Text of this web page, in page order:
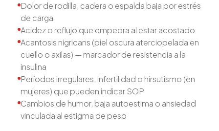
Dolor de rodilla, cadera o espalda baja por estrés
de carga
Acidez o reflujo que empeora al estar acostado
Acantosis nigricans (piel oscura aterciopelada en
cuello o axilas) — marcador de resistencia a la
insulina
Períodos irregulares, infertilidad o hirsutismo (en
mujeres) que pueden indicar SOP
Cambios de humor, baja autoestima o ansiedad
vinculada al estigma de peso